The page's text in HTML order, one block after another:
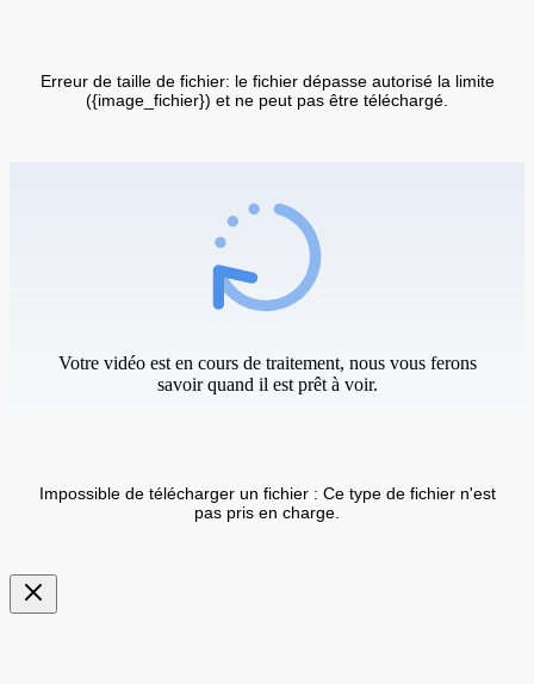
Erreur de taille de fichier: le fichier dépasse autorisé la limite
({image_fichier}) et ne peut pas être téléchargé.
Votre vidéo est en cours de traitement, nous vous ferons
savoir quand il est prêt à voir.
Impossible de télécharger un fichier : Ce type de fichier n'est
pas pris en charge.